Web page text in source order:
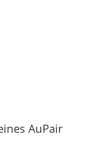
AuPair